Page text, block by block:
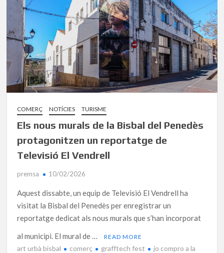
COMERÇ NOTÍCIES TURISME
Els nous murals de la Bisbal del Penedès
protagonitzen un reportatge de
Televisió El Vendrell
premsa 10/02/2026
Aquest dissabte, un equip de Televisió El Vendrell ha
visitat la Bisbal del Penedès per enregistrar un
reportatge dedicat als nous murals que s’han incorporat
al municipi. El mural de …
READ MORE
art urbà bisbal comerç grafftech fest
jo compro a la